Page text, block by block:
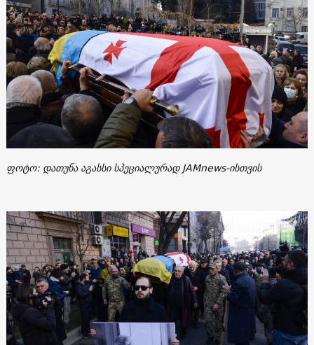
ფოტო: დათუნა აგასსი სპეციალურად JAMnews-ისთვის